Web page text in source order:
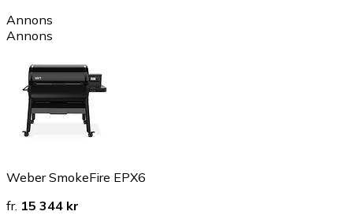
Annons
Annons
Weber SmokeFire EPX6
fr. 15 344 kr